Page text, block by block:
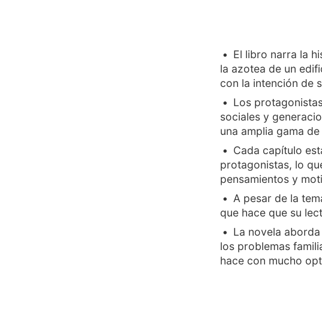
El libro narra la
la azotea de un
con la intención de
Los
sociales y
una amplia gama
Cada capítulo
protagonistas, lo
pensamientos y
A pesar de la
que hace que su
La novela
los problemas
hace con mucho